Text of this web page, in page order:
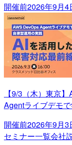
開催前2026年9月4
【9/3（木）東京
Agentライブデモ
開催前2026年9月3
セミナー一覧会社